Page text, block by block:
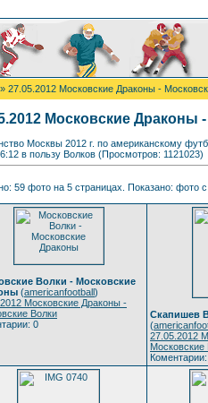
» 27.05.2012 Московские Драконы -
Московские Драконы
Москвы 2012 г. по американскому
в пользу Волков (Просмотров: 1121023)
59 фото на 5 страницах. Показано: фото
Волки - Московские
(americanfootball)
Московские Драконы -
Волки
0
Скапишев
(
27.05.2012
Московские